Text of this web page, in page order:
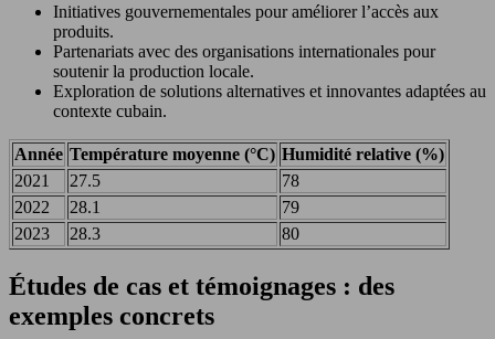
Initiatives gouvernementales pour améliorer l’accès aux
produits.
Partenariats avec des organisations internationales pour
soutenir la production locale.
Exploration de solutions alternatives et innovantes adaptées au
contexte cubain.
Année Température moyenne (°C) Humidité relative (%)
2021
27.5
78
2022
28.1
79
2023
28.3 80
Études de cas et témoignages : des
exemples concrets